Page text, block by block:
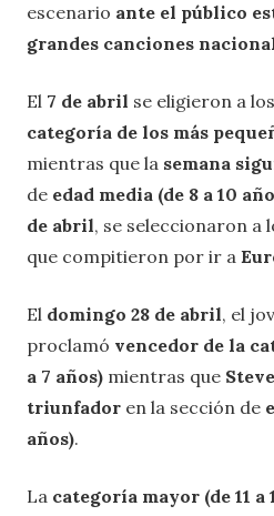
escenario ante el público
grandes canciones
El 7 de abril se eligieron a los
categoría de los más
mientras que la semana
de edad media (de 8 a 10
de abril, se seleccionaron a
que compitieron por ir a
El domingo 28 de abril, el
proclamó vencedor de la
a 7 años) mientras que
triunfador en la sección de
años).
La categoría mayor (de 11 a